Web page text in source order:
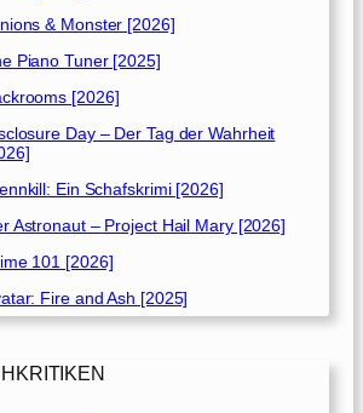
& Monster [2026]
Piano Tuner [2025]
[2026]
Day – Der Tag der Wahrheit
Ein Schafskrimi [2026]
Astronaut – Project Hail Mary [2026]
101 [2026]
Fire and Ash [2025]